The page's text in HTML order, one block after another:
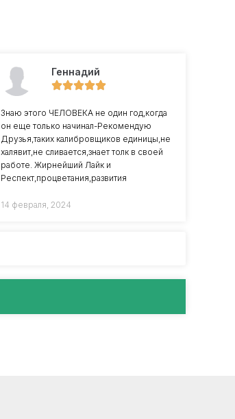
Геннадий
Знаю этого ЧЕЛОВЕКА не один год,когда
он еще только начинал-Рекомендую
Друзья,таких калибровщиков единицы,не
халявит,не сливается,знает толк в своей
работе. Жирнейший Лайк и
Респект,процветания,развития
14 февраля, 2024